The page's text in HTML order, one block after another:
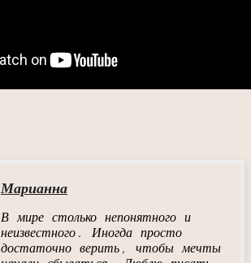
Марианна
В мире столько непонятного и
неизвестного. Иногда просто
достаточно верить, чтобы мечты